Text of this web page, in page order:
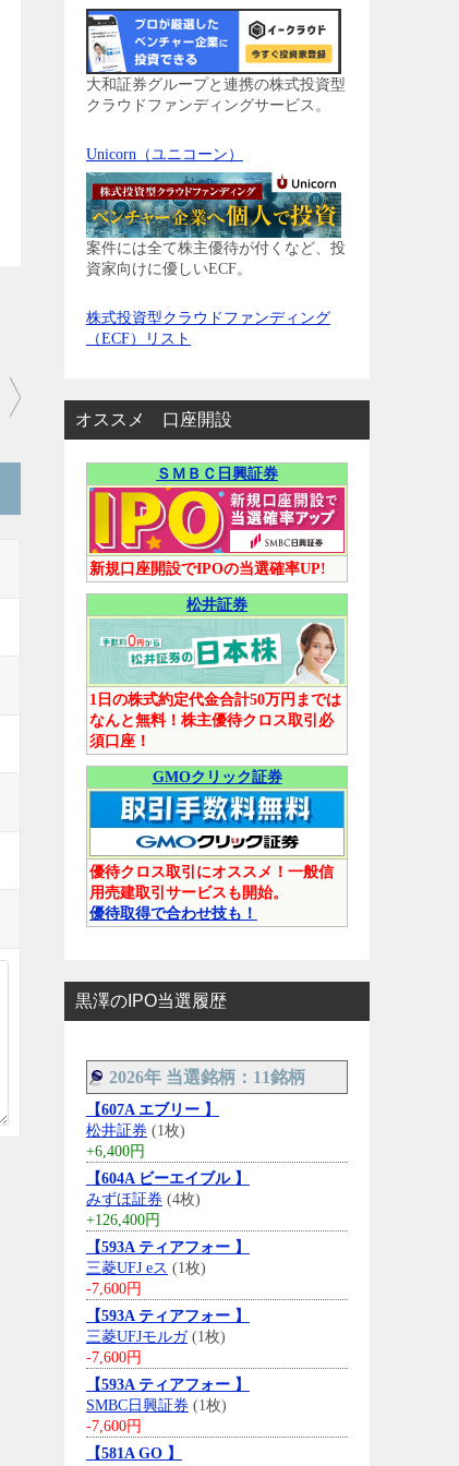
大和証券グループと連携の株式投資型
クラウドファンディングサービス。
Unicorn（ユニコーン）
案件には全て株主優待が付くなど、投
資家向けに優しいECF。
株式投資型クラウドファンディング
（ECF）リスト
オススメ 口座開設
ＳＭＢＣ日興証券
新規口座開設でIPOの当選確率UP!
松井証券
1日の株式約定代金合計50万円までは
なんと無料！株主優待クロス取引必
須口座！
GMOクリック証券
優待クロス取引にオススメ！一般信
用売建取引サービスも開始。
優待取得で合わせ技も！
黒澤のIPO当選履歴
2026年 当選銘柄：11銘柄
【607A エブリー 】
松井証券 (1枚)
+6,400円
【604A ビーエイブル 】
みずほ証券 (4枚)
+126,400円
【593A ティアフォー 】
三菱UFJ eス (1枚)
-7,600円
【593A ティアフォー 】
三菱UFJモルガ(1枚)
-7,600円
【593A ティアフォー 】
SMBC日興証券 (1枚)
-7,600円
【581A GO 】